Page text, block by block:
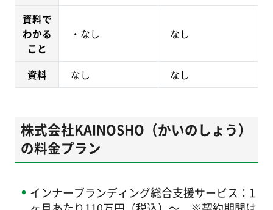
資料で
わかる
こと
・なし なし
資料 なし なし
株式会社KAINOSHO（かいのしょう）
の料金プラン
インナーブランディング総合支援サービス：1